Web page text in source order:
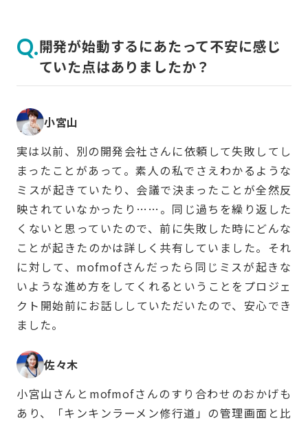
開発が始動するにあたって不安に感じ
ていた点はありましたか？
小宮山
実は以前、別の開発会社さんに依頼して失敗してし
まったことがあって。素人の私でさえわかるような
ミスが起きていたり、会議で決まったことが全然反
映されていなかったり……。同じ過ちを繰り返した
くないと思っていたので、前に失敗した時にどんな
ことが起きたのかは詳しく共有していました。それ
に対して、mofmofさんだったら同じミスが起きな
いような進め方をしてくれるということをプロジェ
クト開始前にお話ししていただいたので、安心でき
ました。
佐々木
小宮山さんとmofmofさんのすり合わせのおかげも
あり、「キンキンラーメン修行道」の管理画面と比